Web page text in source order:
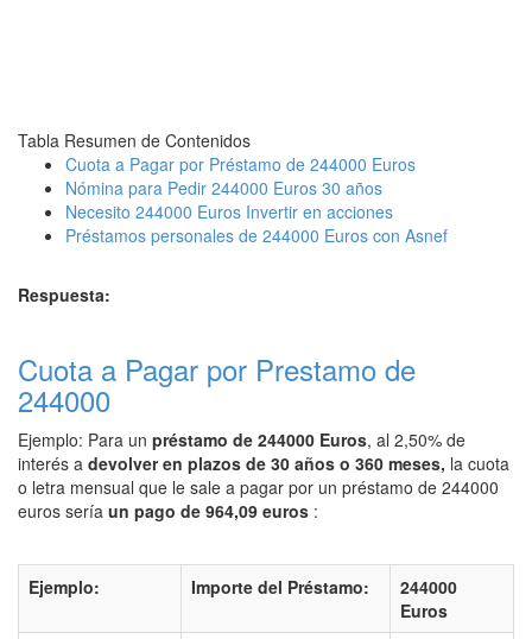
Tabla Resumen de Contenidos
Cuota a Pagar por Préstamo de 244000 Euros
Nómina para Pedir 244000 Euros 30 años
Necesito 244000 Euros Invertir en acciones
Préstamos personales de 244000 Euros con Asnef
Respuesta:
Cuota a Pagar por Prestamo de
244000
Ejemplo: Para un préstamo de 244000 Euros, al 2,50% de
interés a devolver en plazos de 30 años o 360 meses, la cuota
o letra mensual que le sale a pagar por un préstamo de 244000
euros sería un pago de 964,09 euros :
Ejemplo: Importe del Préstamo:
244000
Euros